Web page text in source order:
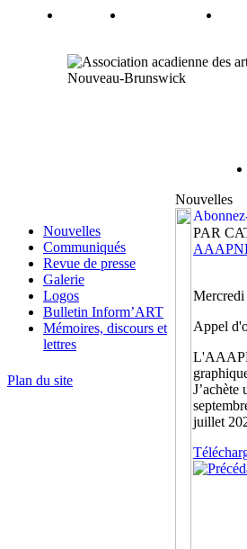
Nouvelles
Communiqués
Revue de presse
Galerie
Logos
Bulletin Inform’ART
Mémoires, discours et
lettres
Plan du site
Nouvelles
PAR
Mercredi
Appel
juillet